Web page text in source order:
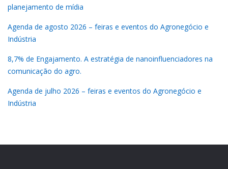
planejamento de mídia
Agenda de agosto 2026 – feiras e eventos do Agronegócio e
Indústria
8,7% de Engajamento. A estratégia de nanoinfluenciadores na
comunicação do agro.
Agenda de julho 2026 – feiras e eventos do Agronegócio e
Indústria